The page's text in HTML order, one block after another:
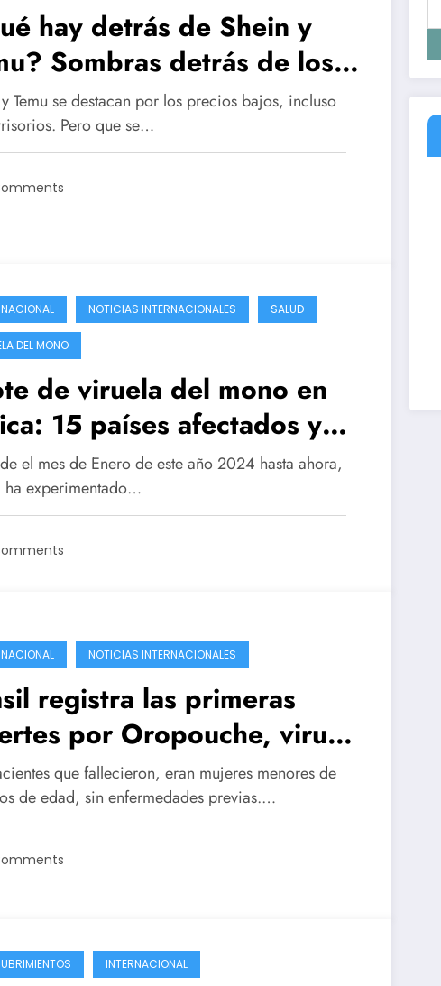
hay detrás de Shein y
Sombras detrás de los
bajos
Temu se destacan por los precios bajos, incluso
Pero que se…
NOTICIAS INTERNACIONALES SALUD
DEL MONO
de viruela del mono en
15 países afectados y
al Congo
el mes de Enero de este año 2024 hasta ahora,
experimentado…
NOTICIAS INTERNACIONALES
registra las primeras
por Oropouche, virus
por el mosquito
que fallecieron, eran mujeres menores de
de edad, sin enfermedades previas.…
INTERNACIONAL